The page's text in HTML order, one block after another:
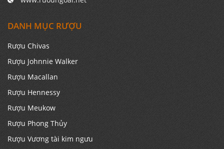
DANH MỤC RƯỢU
Rượu Chivas
Rượu Johnnie Walker
Rượu Macallan
Rượu Hennessy
Rượu Meukow
Rượu Phong Thủy
Rượu Vương tài kim ngưu